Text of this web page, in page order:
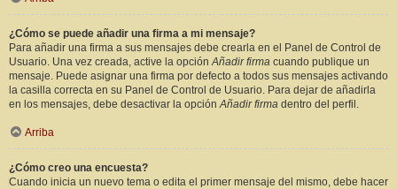
¿Cómo se puede añadir una firma a mi mensaje?
Para añadir una firma a sus mensajes debe crearla en el Panel de Control de
Usuario. Una vez creada, active la opciónAñadir firma cuando publique un
mensaje. Puede asignar una firma por defecto a todos sus mensajes activando
la casilla correcta en su Panel de Control de Usuario. Para dejar de añadirla
en los mensajes, debe desactivar la opciónAñadir firma dentro del perfil.
Arriba
¿Cómo creo una encuesta?
Cuando inicia un nuevo tema o edita el primer mensaje del mismo, debe hacer